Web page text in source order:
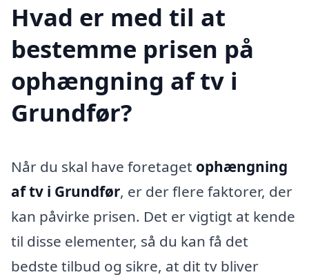
Hvad er med til at
bestemme prisen på
ophængning af tv i
Grundfør?
Når du skal have foretaget ophængning
af tv i Grundfør, er der flere faktorer, der
kan påvirke prisen. Det er vigtigt at kende
til disse elementer, så du kan få det
bedste tilbud og sikre, at dit tv bliver